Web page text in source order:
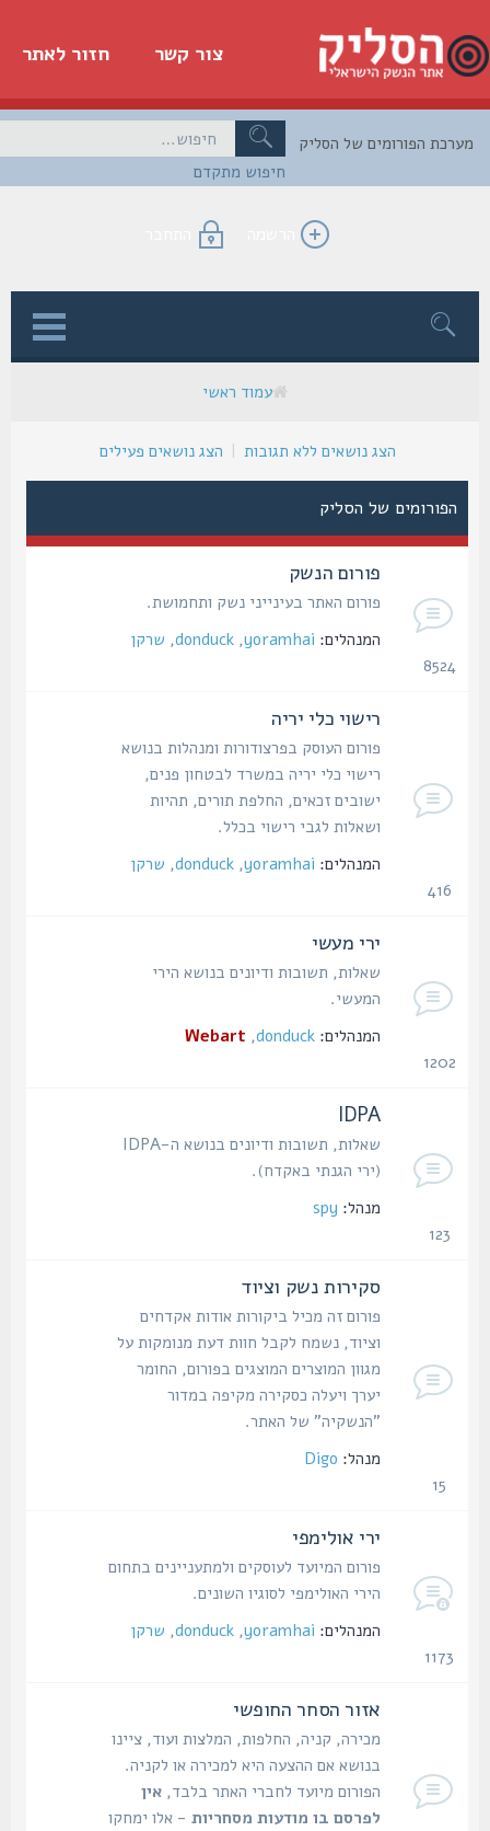
חזור לאתר צור קשר
חיפוש מתקדם
הפורומים של הסליק
הרשמה התחבר
עמוד ראשי
הצג נושאים ללא תגובות | הצג נושאים פעילים
הפורומים של הסליק
פורום הנשק
פורום האתר בעינייני נשק ותחמושת.
המנהלים: yoramhai
,
donduck
,שרקן
8524
רישוי כלי יריה
פורום העוסק בפרצודורות ומנהלות בנושא
רישוי כלי יריה במשרד לבטחון פנים,
ישובים זכאים, החלפת תורים, תהיות
ושאלות לגבי רישוי בכלל.
המנהלים: yoramhai
,
donduck
,שרקן
ירי מעשי
שאלות, תשובות ודיונים בנושא הירי
המעשי.
המנהלים: donduck
,
Webart
IDPA
שאלות, תשובות ודיונים בנושא ה-IDPA
(ירי הגנתי באקדח).
מנהל: spy
סקירות נשק וציוד
פורום זה מכיל ביקורות אודות אקדחים
וציוד, נשמח לקבל חוות דעת מנומקות על
מגוון המוצרים המוצגים בפורום, החומר
יערך ויעלה כסקירה מקיפה במדור
"הנשקיה" של האתר.
מנהל: Digo
ירי אולימפי
פורום המיועד לעוסקים ולמתעניינים בתחום
הירי האולימפי לסוגיו השונים.
המנהלים: yoramhai
,
donduck
,שרקן
אזור הסחר החופשי
מכירה, קניה, החלפות, המלצות ועוד, ציינו
בנושא אם ההצעה היא למכירה או לקניה.
הפורום מיועד לחברי האתר בלבד,אין
לפרסם בו מודעות מסחריות- אלו ימחקו